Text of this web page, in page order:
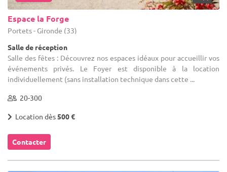
Espace la Forge
Portets - Gironde (33)
Salle de réception
Salle des fêtes : Découvrez nos espaces idéaux pour accueillir vos
événements privés. Le Foyer est disponible à la location
individuellement (sans installation technique dans cette ...
20-300
Location dès500 €
Contacter